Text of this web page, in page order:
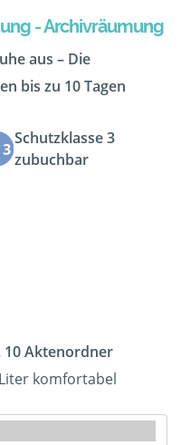
- Archivräumung
aus – Die
bis zu 10 Tagen
Schutzklasse 3
zubuchbar
10 Aktenordner
komfortabel